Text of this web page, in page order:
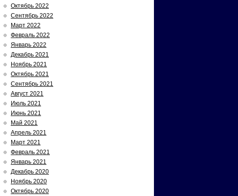
Октябрь 2022
Сентябрь 2022
Март 2022
Февраль 2022
Январь 2022
Декабрь 2021
Ноябрь 2021
Октябрь 2021
Сентябрь 2021
Август 2021
Июль 2021
Июнь 2021
Май 2021
Апрель 2021
Март 2021
Февраль 2021
Январь 2021
Декабрь 2020
Ноябрь 2020
Октябрь 2020